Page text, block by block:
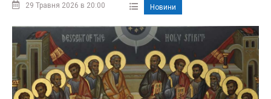
29 Травня 2026 в 20:00 Новини